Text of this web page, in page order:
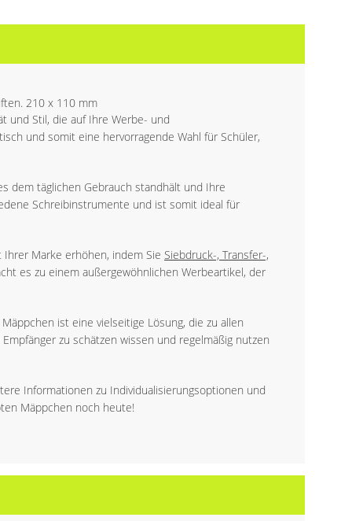
210 x 110 mm
und Stil, die auf Ihre Werbe- und
und somit eine hervorragende Wahl für Schüler,
dem täglichen Gebrauch standhält und Ihre
Schreibinstrumente und ist somit ideal für
Marke erhöhen, indem Sie Siebdruck-, Transfer-,
es zu einem außergewöhnlichen Werbeartikel, der
ist eine vielseitige Lösung, die zu allen
zu schätzen wissen und regelmäßig nutzen
Informationen zu Individualisierungsoptionen und
Mäppchen noch heute!